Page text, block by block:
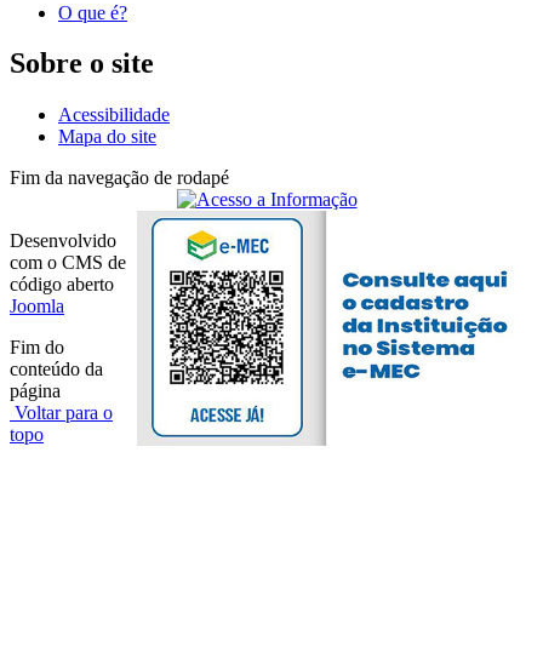
O que é?
Sobre o site
Acessibilidade
Mapa do site
Fim da navegação de rodapé
Desenvolvido
com o CMS de
código aberto
Joomla
Fim do
conteúdo da
página
Voltar para o
topo